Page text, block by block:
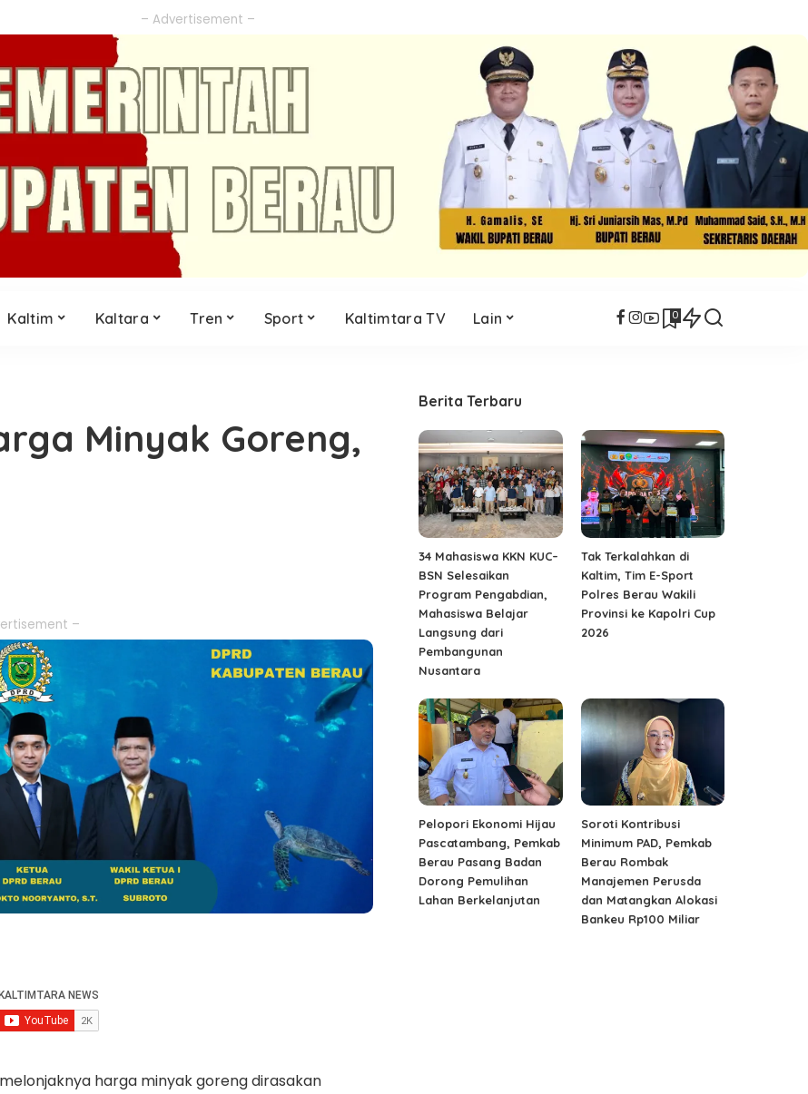
– Advertisement –
Kaltim Kaltara Tren Sport Kaltimtara TV Lain 0
Minyak Goreng,
–
melonjaknya harga minyak goreng dirasakan
Berita Terbaru
34 Mahasiswa KKN KUC–
BSN Selesaikan
Program Pengabdian,
Mahasiswa Belajar
Langsung dari
Pembangunan
Nusantara
Tak Terkalahkan di
Kaltim, Tim E-Sport
Polres Berau Wakili
Provinsi ke Kapolri Cup
2026
Pelopori Ekonomi Hijau
Pascatambang, Pemkab
Berau Pasang Badan
Dorong Pemulihan
Lahan Berkelanjutan
Soroti Kontribusi
Minimum PAD, Pemkab
Berau Rombak
Manajemen Perusda
dan Matangkan Alokasi
Bankeu Rp100 Miliar